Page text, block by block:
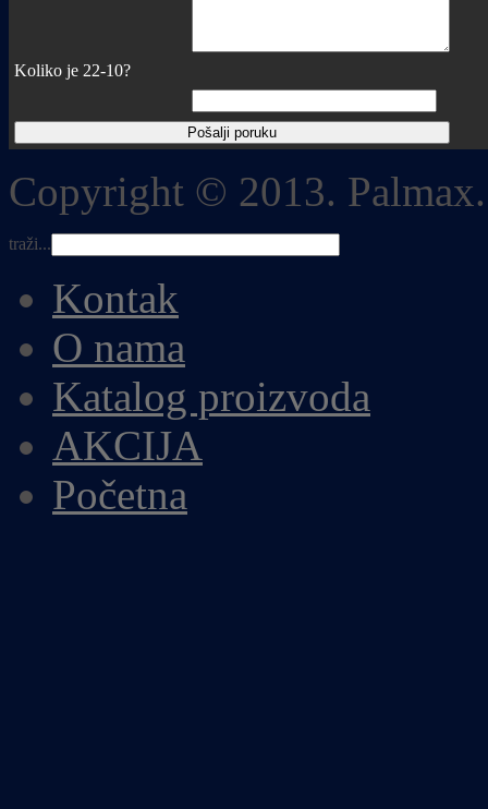
Koliko je 22-10?
Copyright © 2013.
traži...
Kontak
O nama
Katalog proizvoda
AKCIJA
Početna